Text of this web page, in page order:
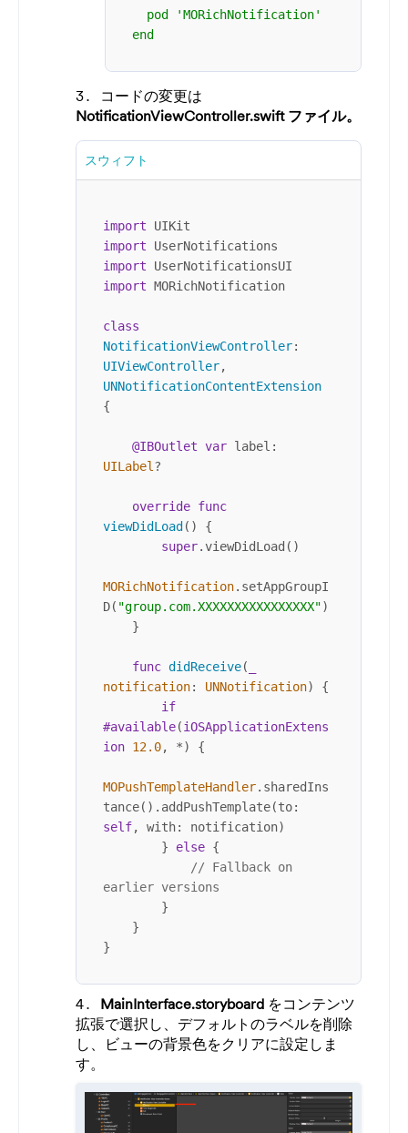
end
コードの変更は
NotificationViewController.swift ファイル。
スウィフト
import
import
import
import MORichNotification
class
NotificationViewController:
UIViewController,
UNNotificationContentExtension
{
@IBOutlet var label:
UILabel?
override func
viewDidLoad () {
super.viewDidLoad()
MORichNotification.setAppGroupI
D( "group.com.XXXXXXXXXXXXXXXX")
func didReceive(
notification: UNNotification) {
if
#available(iOSApplicationExtens
ion 12.0, *) {
MOPushTemplateHandler.sharedIns
tance().addPushTemplate(to:
self, with: notification)
        }
else {
// Fallback on
earlier versions
}
MainInterface.storyboard をコンテンツ
拡張で選択し、デフォルトのラベルを削除
し、ビューの背景色をクリアに設定しま
す。